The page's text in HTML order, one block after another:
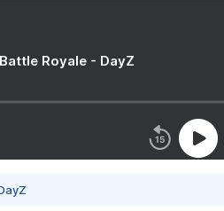
Royale - DayZ